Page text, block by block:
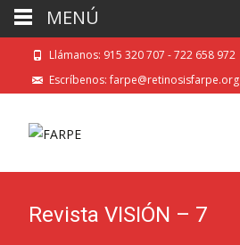
Llámanos: 915 320 707 - 722 658 972
Escríbenos: farpe@retinosisfarpe.org
Revista VISIÓN – 7
MENÚ